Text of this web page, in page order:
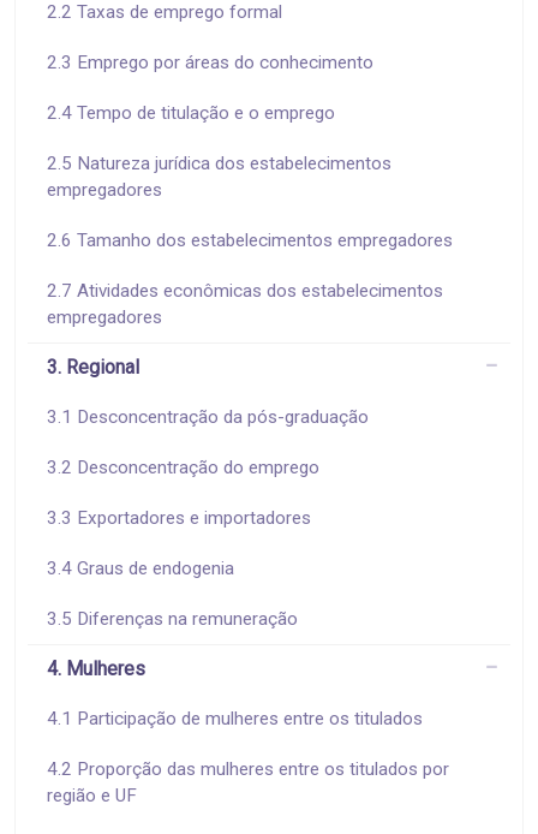
2.2 Taxas de emprego formal
2.3 Emprego por áreas do conhecimento
2.4 Tempo de titulação e o emprego
2.5 Natureza jurídica dos estabelecimentos
empregadores
2.6 Tamanho dos estabelecimentos empregadores
2.7 Atividades econômicas dos estabelecimentos
empregadores
3. Regional
3.1 Desconcentração da pós-graduação
3.2 Desconcentração do emprego
3.3 Exportadores e importadores
3.4 Graus de endogenia
3.5 Diferenças na remuneração
4. Mulheres
4.1 Participação de mulheres entre os titulados
4.2 Proporção das mulheres entre os titulados por
região e UF